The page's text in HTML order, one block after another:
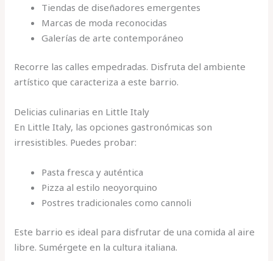
Tiendas de diseñadores emergentes
Marcas de moda reconocidas
Galerías de arte contemporáneo
Recorre las calles empedradas. Disfruta del ambiente
artístico que caracteriza a este barrio.
Delicias culinarias en Little Italy
En Little Italy, las opciones gastronómicas son
irresistibles. Puedes probar:
Pasta fresca y auténtica
Pizza al estilo neoyorquino
Postres tradicionales como cannoli
Este barrio es ideal para disfrutar de una comida al aire
libre. Sumérgete en la cultura italiana.